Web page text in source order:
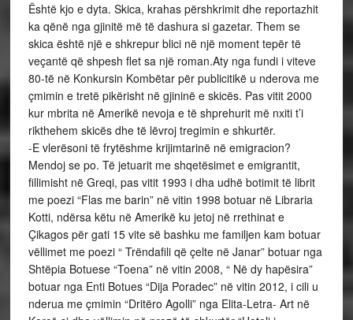
Është kjo e dyta. Skica, krahas përshkrimit dhe reportazhit
ka qënë nga gjinitë më të dashura si gazetar. Them se
skica është një e shkrepur blici në një moment tepër të
veçantë që shpesh flet sa një roman.Aty nga fundi i viteve
80-të në Konkursin Kombëtar për publicitikë u nderova me
çmimin e tretë pikërisht në gjininë e skicës. Pas vitit 2000
kur mbrita në Amerikë nevoja e të shprehurit më nxiti t’i
rikthehem skicës dhe të lëvroj tregimin e shkurtër.
-E vlerësoni të frytëshme krijimtarinë në emigracion?
Mendoj se po. Të jetuarit me shqetësimet e emigrantit,
fillimisht në Greqi, pas vitit 1993 i dha udhë botimit të librit
me poezi “Flas me barin” në vitin 1998 botuar në Libraria
Kotti, ndërsa këtu në Amerikë ku jetoj në rrethinat e
Çikagos për gati 15 vite së bashku me familjen kam botuar
vëllimet me poezi “ Trëndafili që çelte në Janar” botuar nga
Shtëpia Botuese “Toena” në vitin 2008, “ Në dy hapësira”
botuar nga Enti Botues “Dija Poradec” në vitin 2012, i cili u
nderua me çmimin “Dritëro Agolli” nga Elita-Letra- Art në